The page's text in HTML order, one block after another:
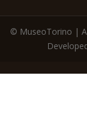
© MuseoTorino |